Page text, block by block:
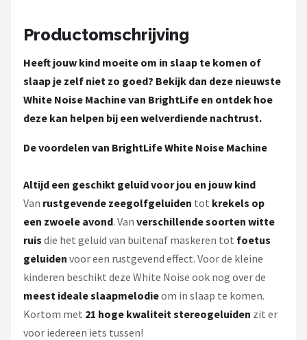
Productomschrijving
Heeft jouw kind moeite om in slaap te komen of
slaap je zelf niet zo goed? Bekijk dan deze nieuwste
White Noise Machine van BrightLife en ontdek hoe
deze kan helpen bij een welverdiende nachtrust.
De voordelen van BrightLife White Noise Machine
Altijd een geschikt geluid voor jou en jouw kind
Van rustgevende zeegolfgeluiden tot krekels op
een zwoele avond. Van verschillende soorten witte
ruis die het geluid van buitenaf maskeren tot foetus
geluiden voor een rustgevend effect. Voor de kleine
kinderen beschikt deze White Noise ook nog over de
meest ideale slaapmelodieom in slaap te komen.
Kortom met 21 hoge kwaliteit stereogeluiden zit er
voor iedereen iets tussen!